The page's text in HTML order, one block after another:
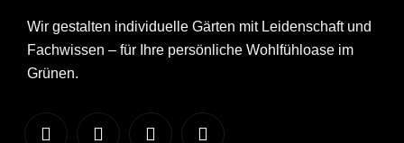
Wir gestalten individuelle Gärten mit Leidenschaft und
Fachwissen – für Ihre persönliche Wohlfühloase im
Grünen.